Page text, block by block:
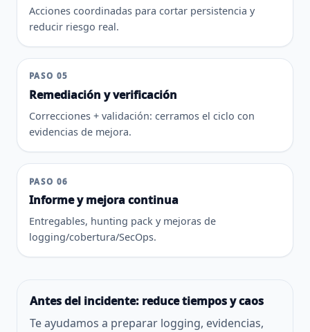
Acciones coordinadas para cortar persistencia y
reducir riesgo real.
PASO 05
Remediación y verificación
Correcciones + validación: cerramos el ciclo con
evidencias de mejora.
PASO 06
Informe y mejora continua
Entregables, hunting pack y mejoras de
logging/cobertura/SecOps.
Antes del incidente: reduce tiempos y caos
Te ayudamos a preparar logging, evidencias,